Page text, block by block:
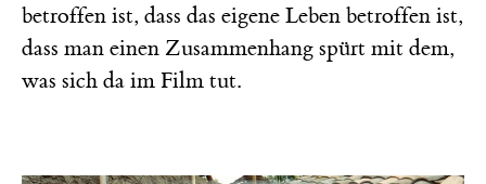
betroffen ist, dass das eigene Leben betroffen ist,
dass man einen Zusammenhang spürt mit dem,
was sich da im Film tut.